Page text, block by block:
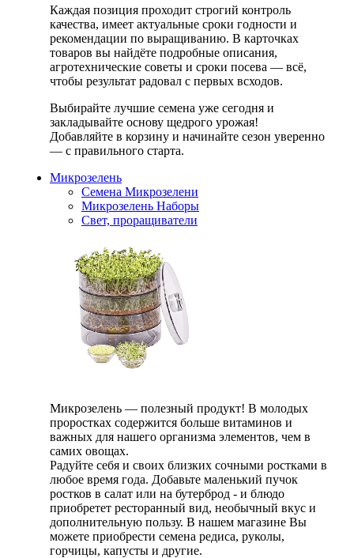
Каждая позиция проходит строгий контроль
качества, имеет актуальные сроки годности и
рекомендации по выращиванию. В карточках
товаров вы найдёте подробные описания,
агротехнические советы и сроки посева — всё,
чтобы результат радовал с первых всходов.
Выбирайте лучшие семена уже сегодня и
закладывайте основу щедрого урожая!
Добавляйте в корзину и начинайте сезон уверенно
— с правильного старта.
Микрозелень
Семена Микрозелени
Микрозелень Наборы
Свет, проращиватели
Микрозелень — полезный продукт! В молодых
проростках содержится больше витаминов и
важных для нашего организма элементов, чем в
самих овощах.
Радуйте себя и своих близких сочными ростками в
любое время года. Добавьте маленький пучок
ростков в салат или на бутерброд - и блюдо
приобретет ресторанный вид, необычный вкус и
дополнительную пользу. В нашем магазине Вы
можете приобрести семена редиса, руколы,
горчицы, капусты и другие.